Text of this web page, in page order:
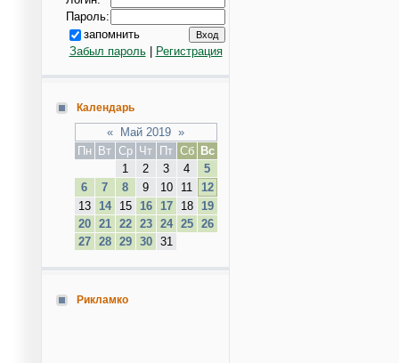
Пароль:
запомнить
Забыл пароль| Регистрация
Календарь
« Май 2019 »
Пн
Вт Ср Чт Пт Сб
Вс
1
2 3 4
5
6
7 8 9 10 11
12
13
14 15 16 17 18
19
20
21 22 23 24 25
26
27
28 29 30 31
Рикламко